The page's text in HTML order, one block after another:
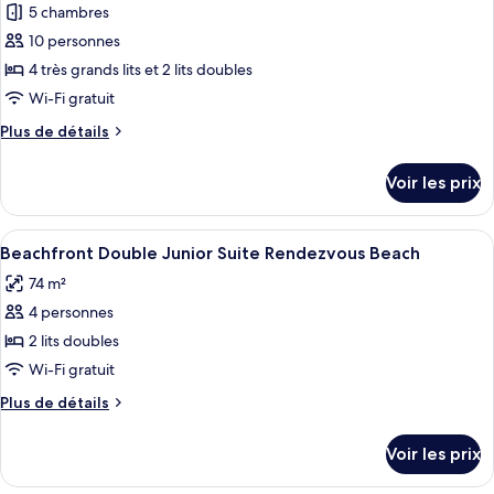
at
Rendezvous
Beach
Bedroom
Suite
at
Rendezvous
Beach
pour
ce
type
de
chambre :
Five
Villa
at
Rendezvous
Beach
5 chambres
10 personnes
4 très grands lits et 2 lits doubles
Wi-Fi gratuit
Plus de détails
Plus
le
type
de
Five
Bedroom
Villa
at
Beach
Voir les prix
Afficher
toutes
les
photos
pour
ce
type
de
Beachfront
Un balcon agrémenté de meubles
5
Beachfront Double Junior Suite Rendezvous Beach
74 m²
4 personnes
2 lits doubles
Wi-Fi gratuit
Plus de détails
Plus
le
Voir les prix